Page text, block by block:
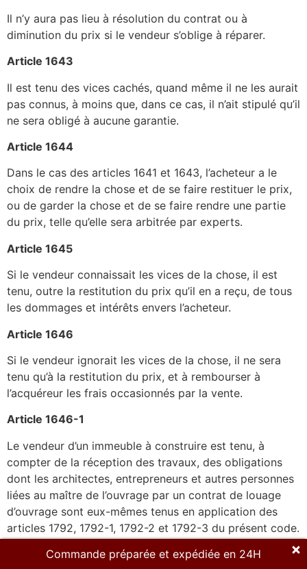
Il n’y aura pas lieu à résolution du contrat ou à
diminution du prix si le vendeur s’oblige à réparer.
Article 1643
Il est tenu des vices cachés, quand même il ne les aurait
pas connus, à moins que, dans ce cas, il n’ait stipulé qu’il
ne sera obligé à aucune garantie.
Article 1644
Dans le cas des articles 1641 et 1643, l’acheteur a le
choix de rendre la chose et de se faire restituer le prix,
ou de garder la chose et de se faire rendre une partie
du prix, telle qu’elle sera arbitrée par experts.
Article 1645
Si le vendeur connaissait les vices de la chose, il est
tenu, outre la restitution du prix qu’il en a reçu, de tous
les dommages et intérêts envers l’acheteur.
Article 1646
Si le vendeur ignorait les vices de la chose, il ne sera
tenu qu’à la restitution du prix, et à rembourser à
l’acquéreur les frais occasionnés par la vente.
Article 1646-1
Le vendeur d’un immeuble à construire est tenu, à
compter de la réception des travaux, des obligations
dont les architectes, entrepreneurs et autres personnes
liées au maître de l’ouvrage par un contrat de louage
d’ouvrage sont eux-mêmes tenus en application des
articles 1792, 1792-1, 1792-2 et 1792-3 du présent code.
Ces garanties bénéficient aux propriétaires successifs
Commande préparée et expédiée en 24H